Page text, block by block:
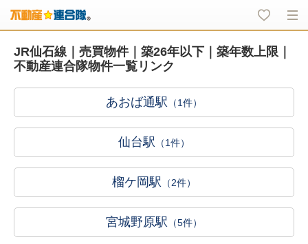
JR仙石線｜売買物件｜築26年以下｜築年数上限｜
不動産連合隊物件一覧リンク
あおば通駅 （1件）
仙台駅 （1件）
榴ケ岡駅 （2件）
宮城野原駅 （5件）